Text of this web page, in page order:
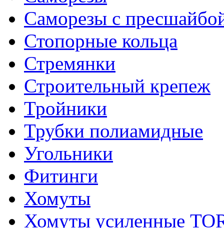
Саморезы с
Стопорные кольца
Стремянки
Строительный крепеж
Тройники
Трубки полиамидные
Угольники
Фитинги
Хомуты
Хомуты усиленные